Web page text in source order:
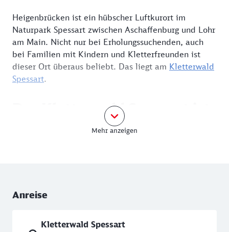
Heigenbrücken ist ein hübscher Luftkurort im
Naturpark Spessart zwischen Aschaffenburg und Lohr
am Main. Nicht nur bei Erholungssuchenden, auch
bei Familien mit Kindern und Kletterfreunden ist
dieser Ort überaus beliebt. Das liegt am Kletterwald
Spessart.
Der Kletterwald Spessart ist
eine beliebte Destination für
ist für jede Altersklasse das Richtige dabei. So ist
hier schon in Begleitung eines Erwachsenen zwölf
Mehr anzeigen
Anreise
Kletterwald Spessart